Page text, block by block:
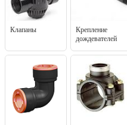
Клапаны
Крепление
дождевателей